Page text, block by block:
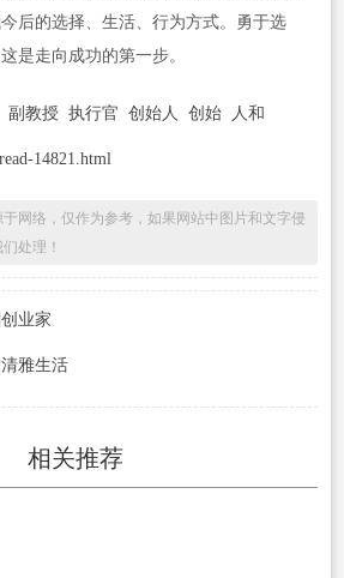
后的选择、生活、行为方式。勇于选
是走向成功的第一步。
副教授 执行官 创始人 创始 人和
14821.html
网络，仅作为参考，如果网站中图片和文字侵
处理！
业家
雅生活
相关推荐